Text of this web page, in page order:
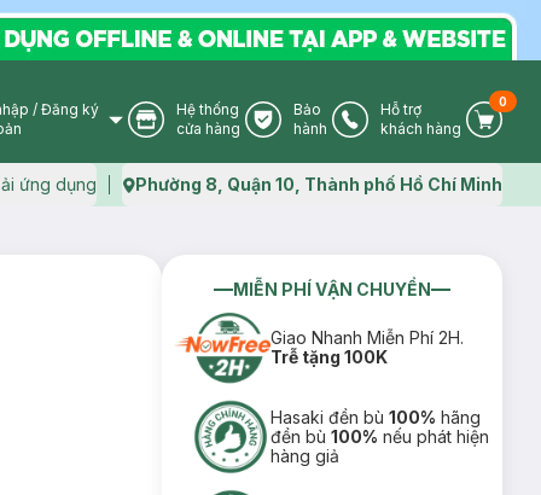
User Icon
/ Đăng ký
Store Icon
Hệ thống
cửa hàng
Warranty Icon
Bảo
hành
Phone Icon
Hỗ trợ
khách hàng
Cart
0
ứng dụng Map icon
Phường 8, Quận 10, Thành phố Hồ Chí Minh
MIỄN PHÍ VẬN CHUYỂN
Giao Nhanh Miễn Phí 2H.
Trễ tặng 100K
Hasaki đền bù100% hãng
đền bù100% nếu phát hiện
hàng giả